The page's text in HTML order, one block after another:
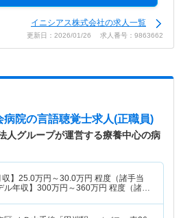
イニシアス株式会社の求人一覧
更新日：2026/01/26 求人番号：9863662
病院の言語聴覚士求人(正職員)
人グループが運営する療養中心の病
】 25.0万円～30.0万円 程度（諸手当
年収】 300万円～360万円 程度（諸手